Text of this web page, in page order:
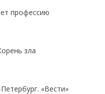
профессию
зла
«Вести»